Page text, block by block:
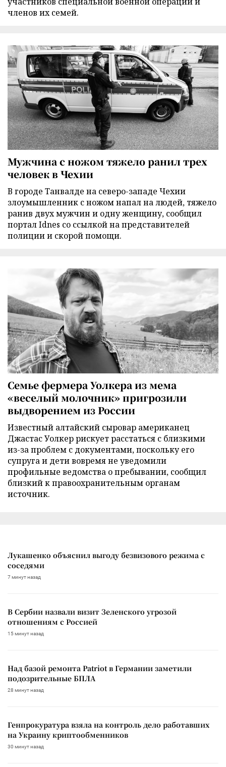
членов их семей.
Мужчина с ножом тяжело ранил трех
человек в Чехии
В городе Танвалде на северо-западе Чехии
злоумышленник с ножом напал на людей, тяжело
ранив двух мужчин и одну женщину, сообщил
портал Idnes со ссылкой на представителей
полиции и скорой помощи.
Семье фермера Уолкера из мема
«веселый молочник» пригрозили
выдворением из России
Известный алтайский сыровар американец
Джастас Уолкер рискует расстаться с близкими
из-за проблем с документами, поскольку его
супруга и дети вовремя не уведомили
профильные ведомства о пребывании, сообщил
близкий к правоохранительным органам
источник.
Лукашенко объяснил выгоду безвизового режима с
соседями
7 минут назад
В Сербии назвали визит Зеленского угрозой
отношениям с Россией
15 минут назад
Над базой ремонта Patriot в Германии заметили
подозрительные БПЛА
28 минут назад
Генпрокуратура взяла на контроль дело работавших
на Украину криптообменников
30 минут назад